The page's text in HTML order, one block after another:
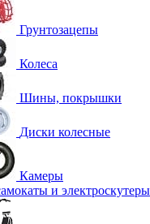
Грунтозацепы
Колеса
Шины, покрышки
Диски колесные
Камеры
и электроскутеры